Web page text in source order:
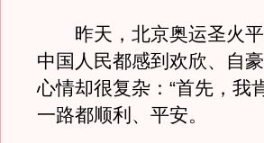
昨天，北京奥运圣火平
中国人民都感到欢欣、自
心情却很复杂：“首先，我
一路都顺利、平安。